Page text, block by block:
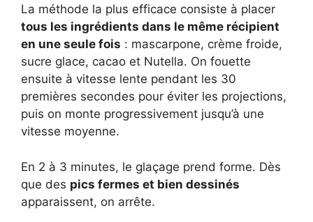
La méthode la plus efficace consiste à placer
tous les ingrédients dans le même récipient
en une seule fois : mascarpone, crème froide,
sucre glace, cacao et Nutella. On fouette
ensuite à vitesse lente pendant les 30
premières secondes pour éviter les projections,
puis on monte progressivement jusqu’à une
vitesse moyenne.
En 2 à 3 minutes, le glaçage prend forme. Dès
que des pics fermes et bien dessinés
apparaissent, on arrête.